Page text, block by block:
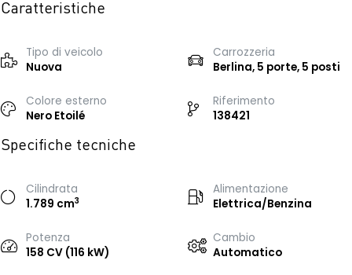
Caratteristiche
Tipo di veicolo
Nuova
Carrozzeria
Berlina, 5 porte, 5 posti
Colore esterno
Nero Etoilé
Riferimento
138421
Specifiche tecniche
Cilindrata
1.789 cm3
Alimentazione
Elettrica/Benzina
Potenza
158 CV (116 kW)
Cambio
Automatico